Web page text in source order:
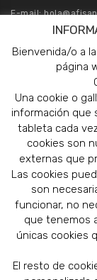
E-mail:
Bienvenida/o a
página
Una cookie o
información que
tableta cada
cookies son
externas que
Las cookies
son
funcionar, no
que tenemos
únicas cookies
El resto de